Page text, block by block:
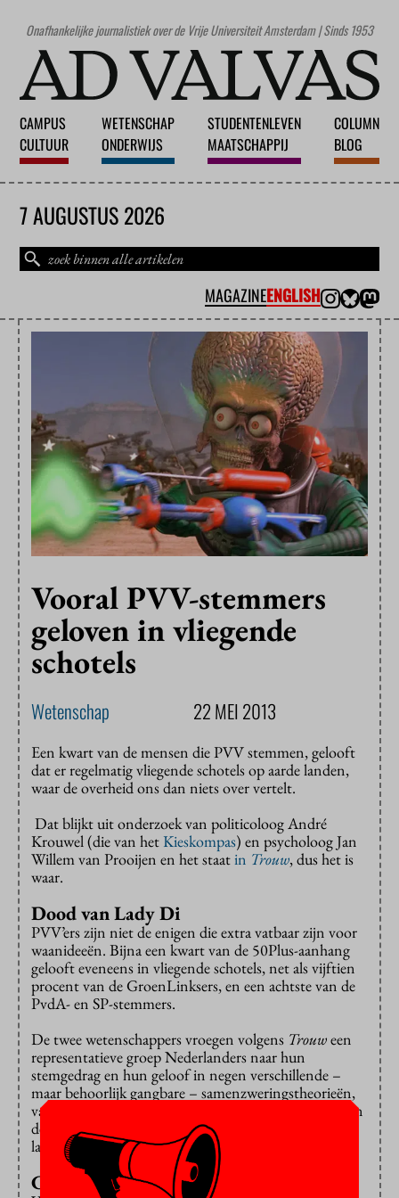
Onafhankelijke journalistiek over de Vrije Universiteit Amsterdam | Sinds 1953
CAMPUS
CULTUUR
WETENSCHAP
ONDERWIJS
STUDENTENLEVEN
MAATSCHAPPIJ
COLUMN
BLOG
7 AUGUSTUS 2026
MAGAZINEENGLISH
Vooral PVV-stemmers
geloven in vliegende
schotels
Wetenschap 22 MEI 2013
Een kwart van de mensen die PVV stemmen, gelooft
dat er regelmatig vliegende schotels op aarde landen,
waar de overheid ons dan niets over vertelt.
Dat blijkt uit onderzoek van politicoloog André
Krouwel (die van hetKieskompas) en psycholoog Jan
Willem van Prooijen en het staatin Trouw, dus het is
waar.
Dood van Lady Di
PVV’ers zijn niet de enigen die extra vatbaar zijn voor
waanideeën. Bijna een kwart van de 50Plus-aanhang
gelooft eveneens in vliegende schotels, net als vijftien
procent van de GroenLinksers, en een achtste van de
PvdA- en SP-stemmers.
De twee wetenschappers vroegen volgens Trouween
representatieve groep Nederlanders naar hun
stemgedrag en hun geloof in negen verschillende –
maar behoorlijk gangbare – samenzweringstheorieën,
variërend van ‘De dood van Lady Di was het werk van
de Britse geheime dienst’ tot ‘Met enige regelmaat
landen ufo’s op aarde’.
Christelijke partijen